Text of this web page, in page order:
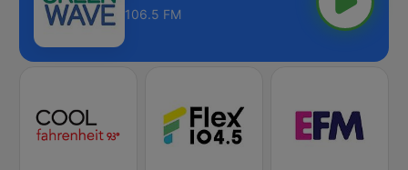
106.5 FM